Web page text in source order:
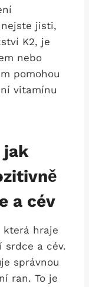
jisti,
K2, je
nebo
pomohou
vitamínu
jak
a cév
která hraje
srdce a cév.
správnou
ran. To je